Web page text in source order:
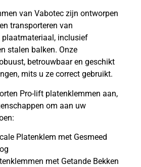
van Vabotec zijn ontworpen
transporteren van
plaatmateriaal, inclusief
stalen balken. Onze
betrouwbaar en geschikt
mits u ze correct gebruikt.
Pro-lift platenklemmen aan,
om aan uw
Platenklem met Gesmeed
met Getande Bekken